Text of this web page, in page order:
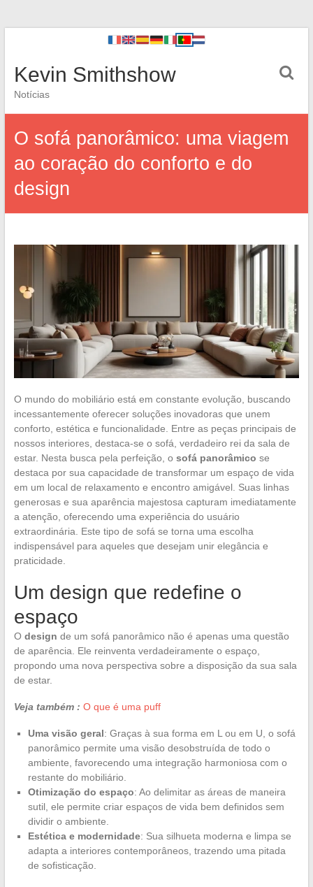
Kevin Smithshow
Notícias
O sofá panorâmico: uma viagem
ao coração do conforto e do
design
O mundo do mobiliário está em constante evolução, buscando
incessantemente oferecer soluções inovadoras que unem
conforto, estética e funcionalidade. Entre as peças principais de
nossos interiores, destaca-se o sofá, verdadeiro rei da sala de
estar. Nesta busca pela perfeição, o sofá panorâmico se
destaca por sua capacidade de transformar um espaço de vida
em um local de relaxamento e encontro amigável. Suas linhas
generosas e sua aparência majestosa capturam imediatamente
a atenção, oferecendo uma experiência do usuário
extraordinária. Este tipo de sofá se torna uma escolha
indispensável para aqueles que desejam unir elegância e
praticidade.
Um design que redefine o
espaço
O design de um sofá panorâmico não é apenas uma questão
de aparência. Ele reinventa verdadeiramente o espaço,
propondo uma nova perspectiva sobre a disposição da sua sala
de estar.
Veja também : O que é uma puff
Uma visão geral: Graças à sua forma em L ou em U, o sofá
panorâmico permite uma visão desobstruída de todo o
ambiente, favorecendo uma integração harmoniosa com o
restante do mobiliário.
Otimização do espaço: Ao delimitar as áreas de maneira
sutil, ele permite criar espaços de vida bem definidos sem
dividir o ambiente.
Estética e modernidade: Sua silhueta moderna e limpa se
adapta a interiores contemporâneos, trazendo uma pitada
de sofisticação.